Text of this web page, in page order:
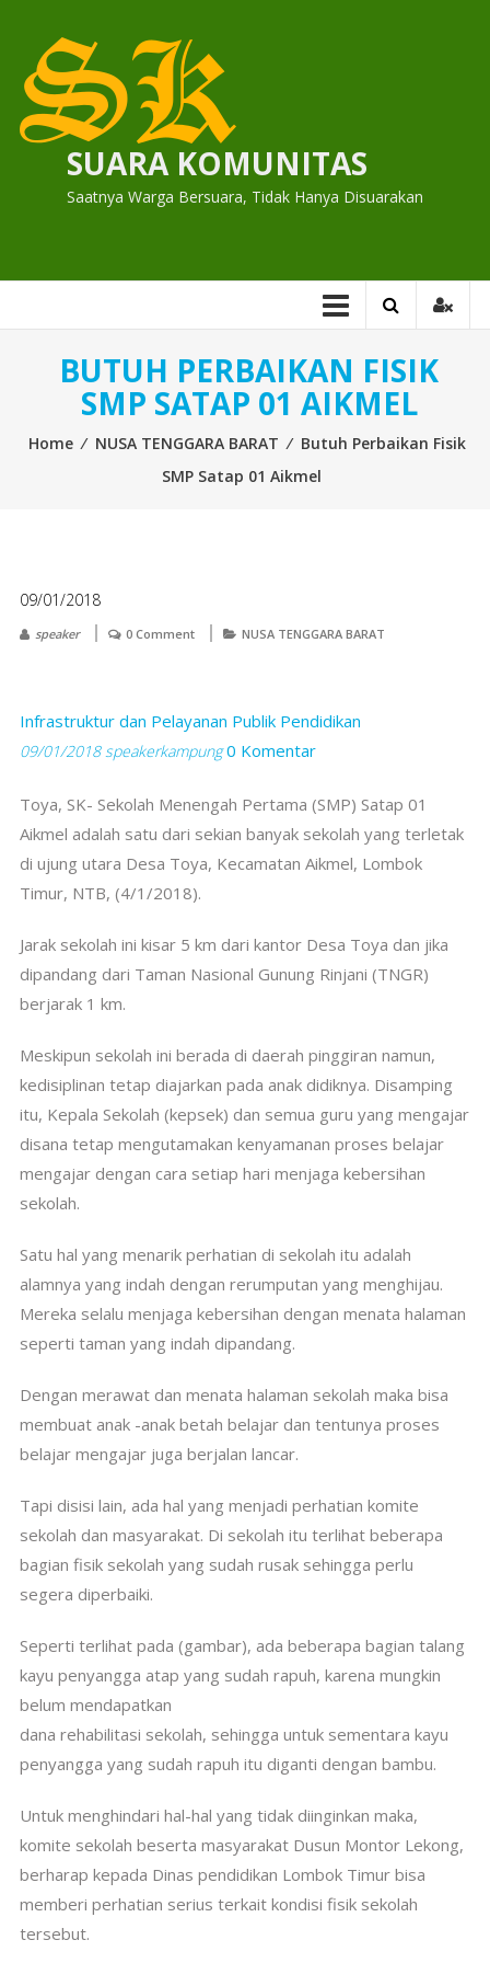
content
SUARA KOMUNITAS
Saatnya Warga Bersuara, Tidak Hanya Disuarakan
BUTUH PERBAIKAN FISIK
SMP SATAP 01 AIKMEL
Home ⁄ NUSA TENGGARA BARAT ⁄ Butuh Perbaikan Fisik
SMP Satap 01 Aikmel
09/01/2018
speaker 0 Comment NUSA TENGGARA BARAT
Infrastruktur dan Pelayanan Publik Pendidikan
09/01/2018 speakerkampung 0 Komentar
Toya, SK- Sekolah Menengah Pertama (SMP) Satap 01
Aikmel adalah satu dari sekian banyak sekolah yang terletak
di ujung utara Desa Toya, Kecamatan Aikmel, Lombok
Timur, NTB, (4/1/2018).
Jarak sekolah ini kisar 5 km dari kantor Desa Toya dan jika
dipandang dari Taman Nasional Gunung Rinjani (TNGR)
berjarak 1 km.
Meskipun sekolah ini berada di daerah pinggiran namun,
kedisiplinan tetap diajarkan pada anak didiknya. Disamping
itu, Kepala Sekolah (kepsek) dan semua guru yang mengajar
disana tetap mengutamakan kenyamanan proses belajar
mengajar dengan cara setiap hari menjaga kebersihan
sekolah.
Satu hal yang menarik perhatian di sekolah itu adalah
alamnya yang indah dengan rerumputan yang menghijau.
Mereka selalu menjaga kebersihan dengan menata halaman
seperti taman yang indah dipandang.
Dengan merawat dan menata halaman sekolah maka bisa
membuat anak -anak betah belajar dan tentunya proses
belajar mengajar juga berjalan lancar.
Tapi disisi lain, ada hal yang menjadi perhatian komite
sekolah dan masyarakat. Di sekolah itu terlihat beberapa
bagian fisik sekolah yang sudah rusak sehingga perlu
segera diperbaiki.
Seperti terlihat pada (gambar), ada beberapa bagian talang
kayu penyangga atap yang sudah rapuh, karena mungkin
belum mendapatkan
dana rehabilitasi sekolah, sehingga untuk sementara kayu
penyangga yang sudah rapuh itu diganti dengan bambu.
Untuk menghindari hal-hal yang tidak diinginkan maka,
komite sekolah beserta masyarakat Dusun Montor Lekong,
berharap kepada Dinas pendidikan Lombok Timur bisa
memberi perhatian serius terkait kondisi fisik sekolah
tersebut.